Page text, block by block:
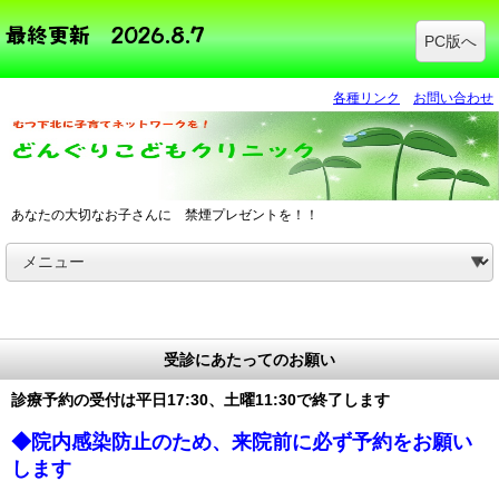
PC版へ
各種リンク お問い合わせ
あなたの大切なお子さんに 禁煙プレゼントを！！
受診にあたってのお願い
診療予約の受付は平日 17:30、土曜11:30で終了します
◆院内感染防止のため、来院前に必ず予約をお願い
します